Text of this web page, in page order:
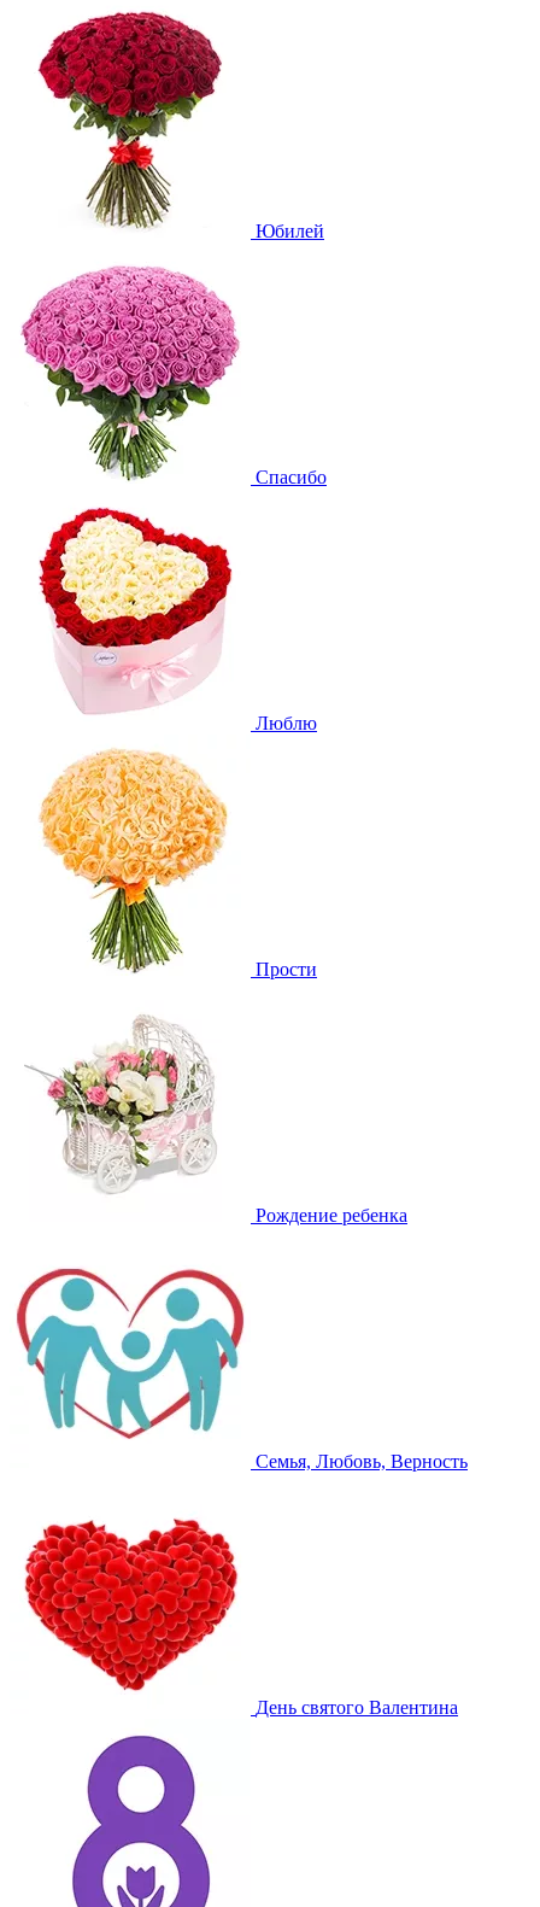
Юбилей
Спасибо
Люблю
Прости
Рождение ребенка
Семья, Любовь, Верность
День святого Валентина